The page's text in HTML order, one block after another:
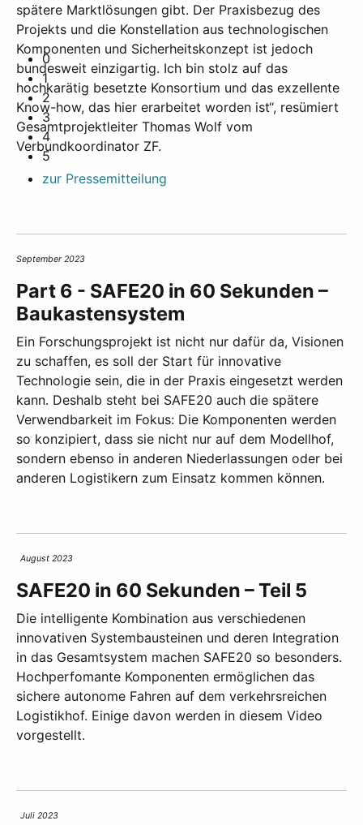
0
1
2
3
4
5
spätere Marktlösungen gibt. Der Praxisbezug des
Projekts und die Konstellation aus technologischen
Komponenten und Sicherheitskonzept ist jedoch
bundesweit einzigartig. Ich bin stolz auf das
hochkarätig besetzte Konsortium und das exzellente
Know-how, das hier erarbeitet worden ist“, resümiert
Gesamtprojektleiter Thomas Wolf vom
Verbundkoordinator ZF.
zur Pressemitteilung
September 2023
Part 6 - SAFE20 in 60 Sekunden –
Baukastensystem
Ein Forschungsprojekt ist nicht nur dafür da, Visionen
zu schaffen, es soll der Start für innovative
Technologie sein, die in der Praxis eingesetzt werden
kann. Deshalb steht bei SAFE20 auch die spätere
Verwendbarkeit im Fokus: Die Komponenten werden
so konzipiert, dass sie nicht nur auf dem Modellhof,
sondern ebenso in anderen Niederlassungen oder bei
anderen Logistikern zum Einsatz kommen können.
August 2023
SAFE20 in 60 Sekunden – Teil 5
Die intelligente Kombination aus verschiedenen
innovativen Systembausteinen und deren Integration
in das Gesamtsystem machen SAFE20 so besonders.
Hochperfomante Komponenten ermöglichen das
sichere autonome Fahren auf dem verkehrsreichen
Logistikhof. Einige davon werden in diesem Video
vorgestellt.
Juli 2023